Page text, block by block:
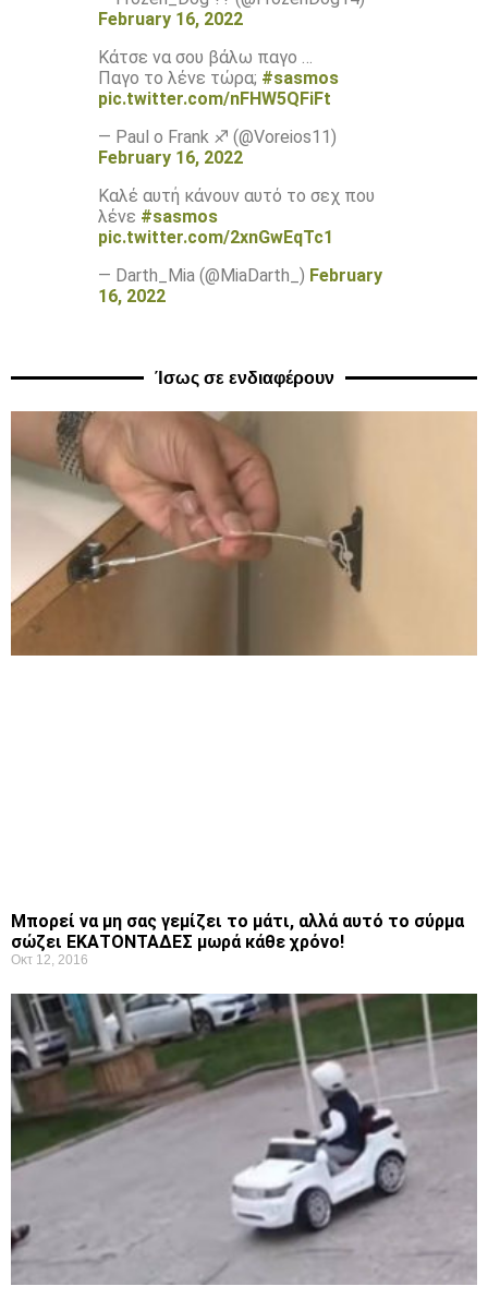
February 16, 2022
Κάτσε να σου βάλω παγο …
Παγο το λένε τώρα; #sasmos
pic.twitter.com/nFHW5QFiFt
— Paul o Frank ♐ (@Voreios11)
February 16, 2022
Καλέ αυτή κάνουν αυτό το σεχ που
λένε #sasmos
pic.twitter.com/2xnGwEqTc1
— Darth_Mia (@MiaDarth_) February
16, 2022
Ίσως σε ενδιαφέρουν
Μπορεί να μη σας γεμίζει το μάτι, αλλά αυτό το σύρμα
σώζει ΕΚΑΤΟΝΤΑΔΕΣ μωρά κάθε χρόνο!
Οκτ 12, 2016